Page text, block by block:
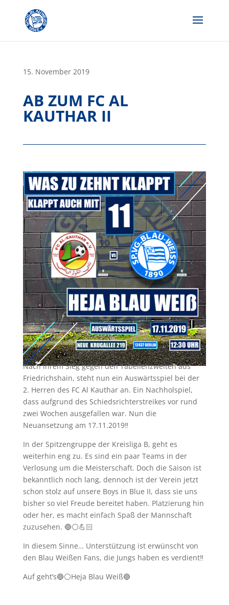
content
15. November 2019
AB ZUM FC AL
KAUTHAR II
Nach ihrem Sieg gegen den Tabellenzweiten aus
Friedrichshain, steht nun ein Auswärtsspiel bei der
2. Herren des FC Al Kauthar an. Ein Nachholspiel,
dass aufgrund des Schiedsrichterstreikes vor rund
zwei Wochen ausgefallen war. Nun die
Neuansetzung am 17.11.2019‼️
In der Spitzengruppe der Kreisliga B, geht es
weiterhin eng zu. Es sind ein paar Teams in der
Verlosung um die Meisterschaft. Doch die Saison ist
bekanntlich noch lang, dennoch ist der Verein jetzt
schon stolz auf unsere Boys in Blue II, dass sie uns
bisher so viel Freude bereitet haben. Platzierung hin
oder her, es macht einfach Spaß der Mannschaft
zuzusehen. 🔵⚪️💪🏻
In diesem Sinne… Unterstützung ist erwünscht von
den Blau Weißen Fans, die Jungs haben es verdient‼️
Auf geht’s🔵⚪️Heja Blau Weiß🔵